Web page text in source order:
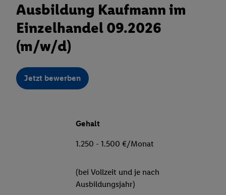
Ausbildung Kaufmann im
Einzelhandel 09.2026
(m/w/d)
Jetzt bewerben
Gehalt
1.250 - 1.500 €/Monat
(bei Vollzeit und je nach
Ausbildungsjahr)